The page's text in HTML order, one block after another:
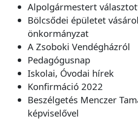
Alpolgármestert
Bölcsődei épületet
önkormányzat
A Zsoboki Vendégházról
Pedagógusnap
Iskolai, Óvodai hírek
Konfirmáció 2022
Beszélgetés Menczer
képviselővel